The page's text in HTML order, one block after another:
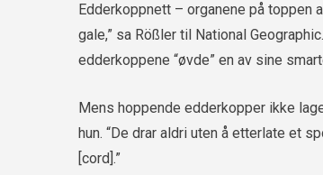
Edderkoppnett – organene på toppen
gale,” sa Rößler til National
edderkoppene “øvde” en av sine
Mens hoppende edderkopper ikke
hun. “De drar aldri uten å etterlate et
[cord].”